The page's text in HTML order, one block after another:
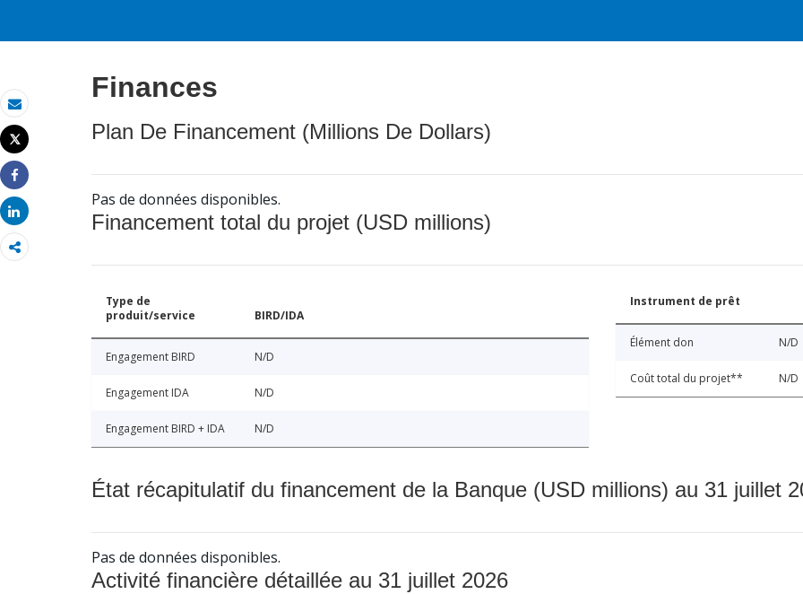
Email
Imprimer
Tweet
Share
Share
Finances
Plan De Financement (Millions De Dollars)
Pas de données disponibles.
Financement total du projet (USD millions)
Type de
produit/service
BIRD/IDA
Engagement BIRD N/D
Engagement IDA N/D
Engagement BIRD + IDA N/D
Instrument de prêt
Élément don N/D
Coût total du projet** N/D
État récapitulatif du financement de la Banque (USD millions) au 31 juillet
Pas de données disponibles.
Activité financière détaillée au 31 juillet 2026